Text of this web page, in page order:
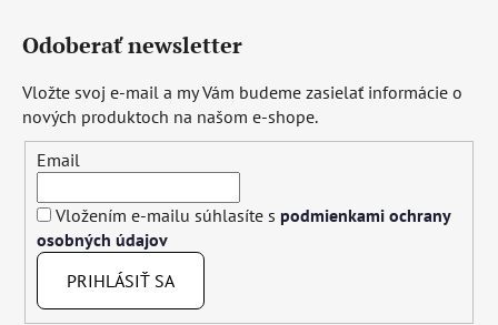
Odoberať newsletter
Vložte svoj e-mail a my Vám budeme zasielať informácie o
nových produktoch na našom e-shope.
Email
Vložením e-mailu súhlasíte s podmienkami ochrany
osobných údajov
PRIHLÁSIŤ SA